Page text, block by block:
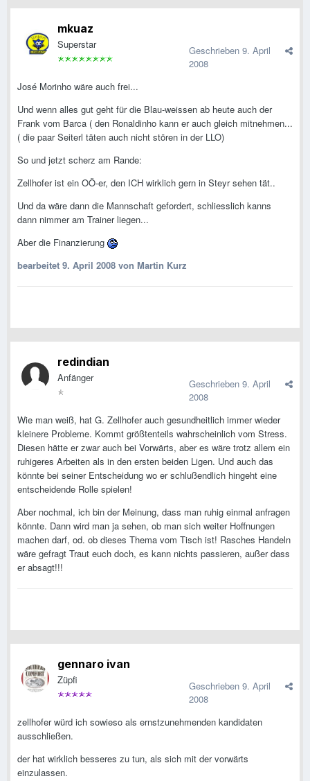
mkuaz
Superstar Geschrieben 9. April
2008
José Morinho wäre auch frei...
Und wenn alles gut geht für die Blau-weissen ab heute auch der
Frank vom Barca ( den Ronaldinho kann er auch gleich mitnehmen...
( die paar Seiterl täten auch nicht stören in der LLO)
So und jetzt scherz am Rande:
Zellhofer ist ein OÖ-er, den ICH wirklich gern in Steyr sehen tät..
Und da wäre dann die Mannschaft gefordert, schliesslich kanns
dann nimmer am Trainer liegen...
Aber die Finanzierung
bearbeitet 9. April 2008 von Martin Kurz
redindian
Anfänger Geschrieben 9. April
2008
Wie man weiß, hat G. Zellhofer auch gesundheitlich immer wieder
kleinere Probleme. Kommt größtenteils wahrscheinlich vom Stress.
Diesen hätte er zwar auch bei Vorwärts, aber es wäre trotz allem ein
ruhigeres Arbeiten als in den ersten beiden Ligen. Und auch das
könnte bei seiner Entscheidung wo er schlußendlich hingeht eine
entscheidende Rolle spielen!
Aber nochmal, ich bin der Meinung, dass man ruhig einmal anfragen
könnte. Dann wird man ja sehen, ob man sich weiter Hoffnungen
machen darf, od. ob dieses Thema vom Tisch ist! Rasches Handeln
wäre gefragt Traut euch doch, es kann nichts passieren, außer dass
er absagt!!!
gennaro ivan
Züpfi Geschrieben 9. April
2008
zellhofer würd ich sowieso als ernstzunehmenden kandidaten
ausschließen.
der hat wirklich besseres zu tun, als sich mit der vorwärts
einzulassen.